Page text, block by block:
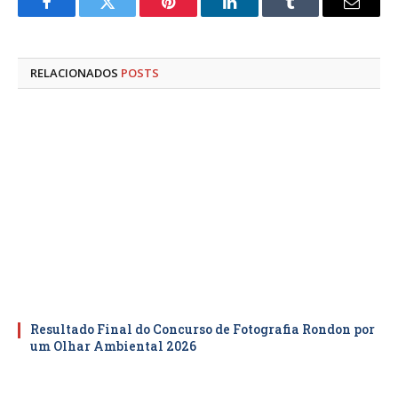
FacebookTwitter Pinterest LinkedInTumblr
E-
RELACIONADOS POSTS
Resultado Final do Concurso de Fotografia Rondon por
um Olhar Ambiental 2026